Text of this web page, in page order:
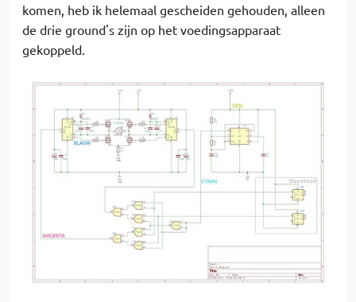
komen, heb ik helemaal gescheiden gehouden, alleen
de drie ground's zijn op het voedingsapparaat
gekoppeld.